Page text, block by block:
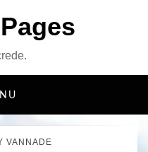
VANNADE